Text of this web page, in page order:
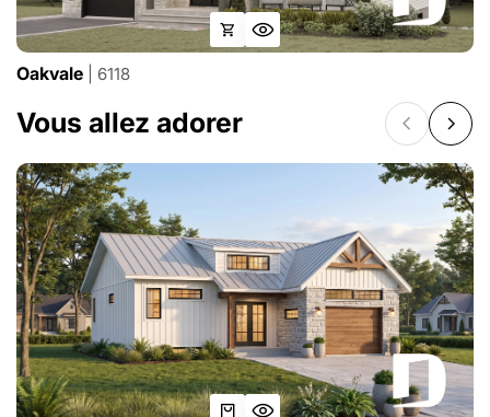
Oakvale | 6118
Vous allez adorer